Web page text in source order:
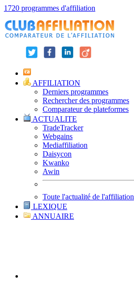
1720 programmes d'affiliation
AFFILIATION
Derniers programmes
Rechercher des programmes
Comparateur de plateformes
ACTUALITE
TradeTracker
Webgains
Mediaffiliation
Daisycon
Kwanko
Awin
Toute l'actualité de l'affiliation
LEXIQUE
ANNUAIRE